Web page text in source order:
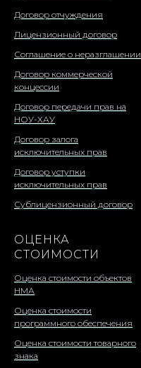
Договор отчуждения
Лицензионный договор
Соглашение о неразглашении
Договор коммерческой
концессии
Договор передачи прав на
НОУ-ХАУ
Договор залога
исключительных прав
Договор уступки
исключительных прав
Сублицензионный договор
ОЦЕНКА
СТОИМОСТИ
Оценка стоимости объектов
НМА
Оценка стоимости
программного обеспечения
Оценка стоимости товарного
знака